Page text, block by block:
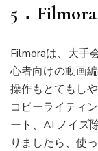
5．Filmora
Filmoraは、大手
心者向けの動画
操作もとてもし
コピーライティ
ート、AI ノイズ
りましたら、使